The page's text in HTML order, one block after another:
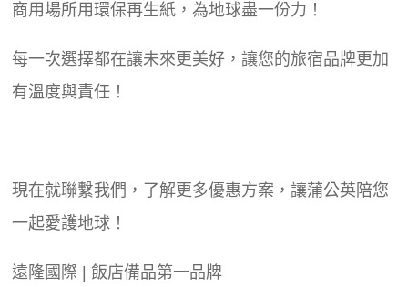
商用場所用環保再生紙，為地球盡一份力！
每一次選擇都在讓未來更美好，讓您的旅宿品牌更加
有溫度與責任！
現在就聯繫我們，了解更多優惠方案，讓蒲公英陪您
一起愛護地球！
遠隆國際 | 飯店備品第一品牌